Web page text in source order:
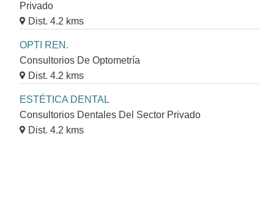
Privado
Dist. 4.2 kms
OPTI REN.
Consultorios De Optometría
Dist. 4.2 kms
ESTÉTICA DENTAL
Consultorios Dentales Del Sector Privado
Dist. 4.2 kms